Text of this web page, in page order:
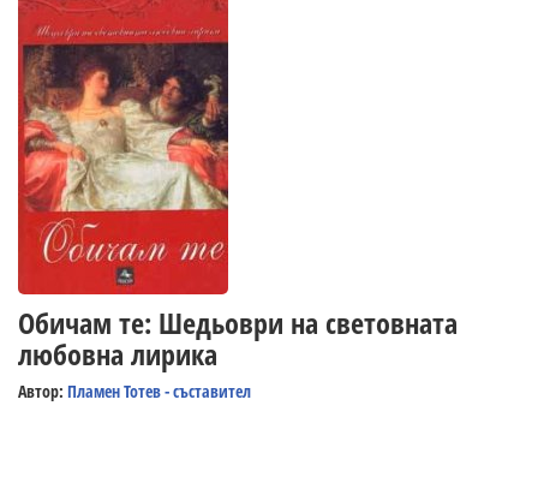
Обичам те: Шедьоври на световната
любовна лирика
Автор: Пламен Тотев - съставител